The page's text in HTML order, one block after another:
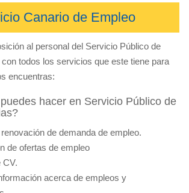
Canario de Empleo
al personal del Servicio Público de
todos los servicios que este tiene para
encuentras:
hacer en Servicio Público de
de demanda de empleo.
de ofertas de empleo
CV.
acerca de empleos y